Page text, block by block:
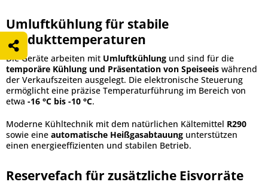
Umluftkühlung für stabile
Produkttemperaturen
Die Geräte arbeiten mit Umluftkühlung und sind für die
temporäre Kühlung und Präsentation von Speiseeis während
der Verkaufszeiten ausgelegt. Die elektronische Steuerung
ermöglicht eine präzise Temperaturführung im Bereich von
etwa -16 °C bis -10 °C.
Moderne Kühltechnik mit dem natürlichen Kältemittel R290
sowie eine automatische Heißgasabtauung unterstützen
einen energieeffizienten und stabilen Betrieb.
Reservefach für zusätzliche Eisvorräte